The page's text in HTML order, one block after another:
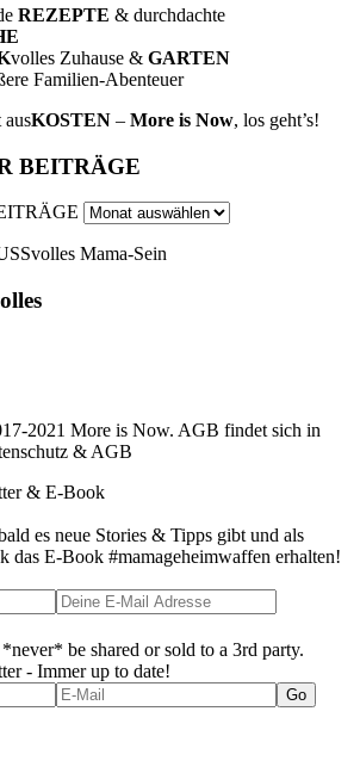
REZEPTE & durchdachte
volles Zuhause & GARTEN
Familien-Abenteuer
ausKOSTEN – More is Now, los geht’s!
BEITRÄGE
Mama-Sein
2021 More is Now. AGB findet sich in
& AGB
& E-Book
es neue Stories & Tipps gibt und als
das E-Book #mamageheimwaffen erhalten!
be shared or sold to a 3rd party.
- Immer up to date!